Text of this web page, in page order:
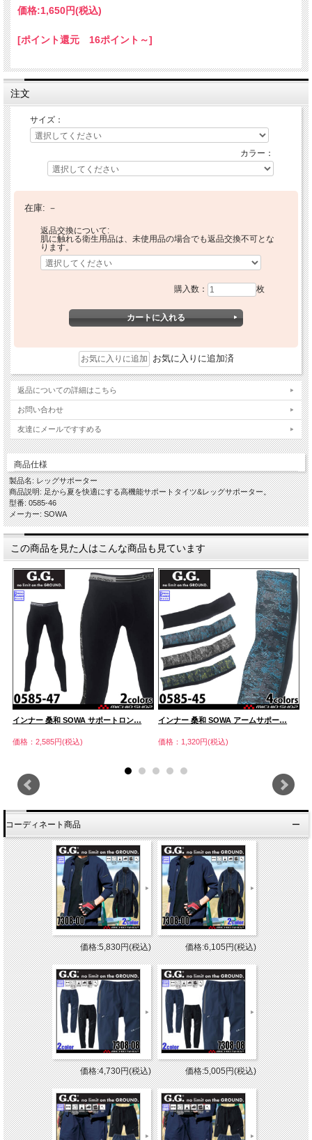
価格:1,650円(税込)
[ポイント還元 16ポイント～]
注文
サイズ：
カラー：
在庫: －
返品交換について:
肌に触れる衛生用品は、未使用品の場合でも返品交換不可とな
ります。
購入数： 枚
お気に入りに追加済
返品についての詳細はこちら
お問い合わせ
友達にメールですすめる
商品仕様
製品名: レッグサポーター
商品説明: 足から夏を快適にする高機能サポートタイツ&レッグサポーター。
型番: 0585-46
メーカー: SOWA
この商品を見た人はこんな商品も見ています
インナー 桑和 SOWA サポートロン…
価格：2,585円(税込)
インナー 桑和 SOWA アームサポー…
価格：1,320円(税込)
コーディネート商品
価格:5,830円(税込) 価格:6,105円(税込)
価格:4,730円(税込) 価格:5,005円(税込)